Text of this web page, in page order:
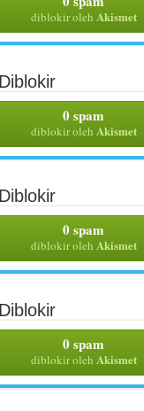
diblokir oleh Akismet
0 spam
diblokir oleh Akismet
0 spam
diblokir oleh Akismet
0 spam
diblokir oleh Akismet